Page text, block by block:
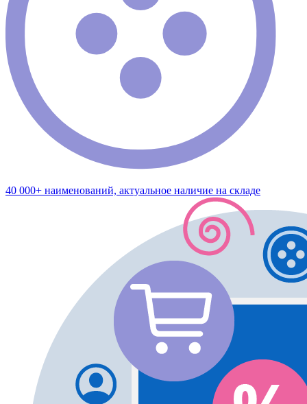
40 000+ наименований, актуальное наличие на складе